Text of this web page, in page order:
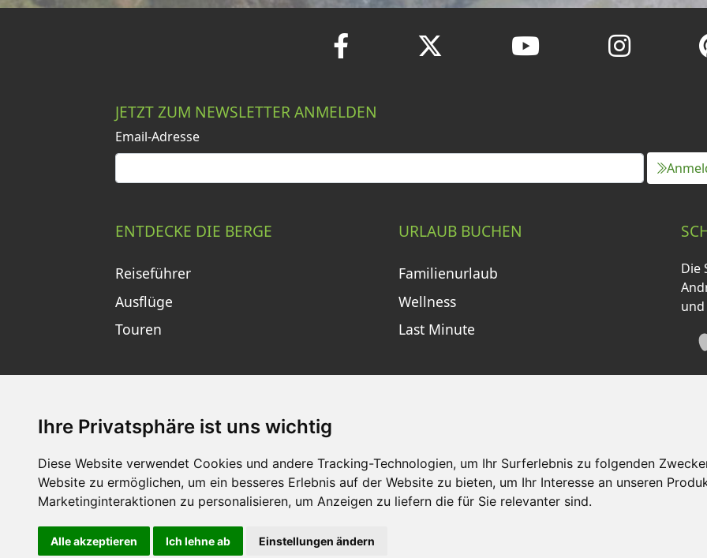
Ihre Privatsphäre ist uns wichtig
Diese Website verwendet Cookies und andere Tracking-Technologien, um Ihr Surferlebnis zu folgenden
Website zu ermöglichen, um ein besseres Erlebnis auf der Website zu bieten, um Ihr Interesse an unseren
Marketinginteraktionen zu personalisieren, um Anzeigen zu liefern die für Sie relevanter sind.
Alle akzeptieren Ich lehne ab Einstellungen ändern
JETZT ZUM NEWSLETTER ANMELDEN
Email-Adresse
ENTDECKE DIE BERGE
Reiseführer
Ausflüge
Touren
URLAUB BUCHEN
Familienurlaub
Wellness
Last Minute
Die
Impressum Datenschutz Nutzungsbedingungen Kontakt Partner Portale